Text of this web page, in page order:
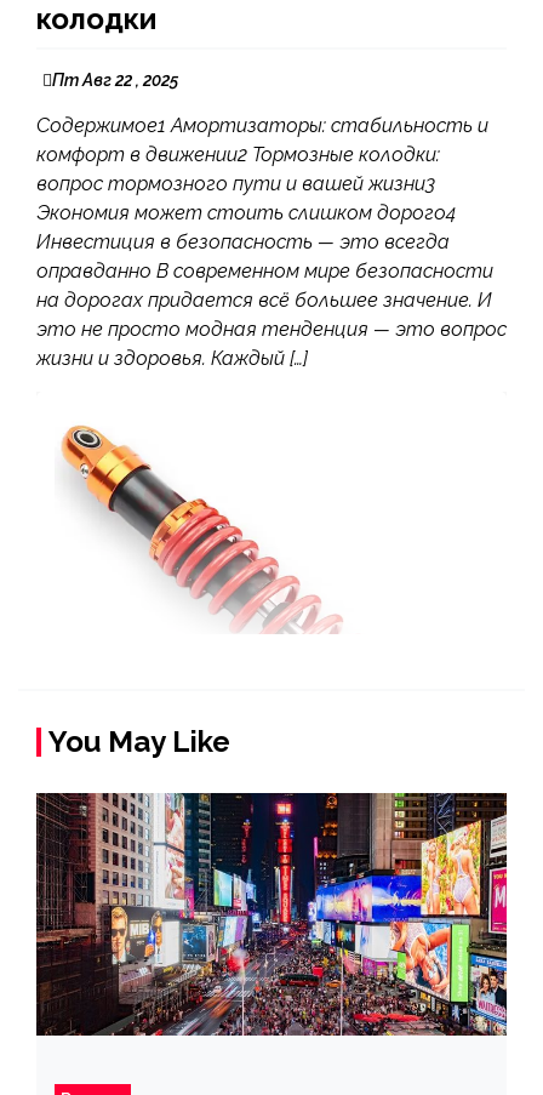
колодки
Пт Авг 22 , 2025
Содержимое1 Амортизаторы: стабильность и
комфорт в движении2 Тормозные колодки:
вопрос тормозного пути и вашей жизни3
Экономия может стоить слишком дорого4
Инвестиция в безопасность — это всегда
оправданно В современном мире безопасности
на дорогах придается всё большее значение. И
это не просто модная тенденция — это вопрос
жизни и здоровья. Каждый […]
You May Like